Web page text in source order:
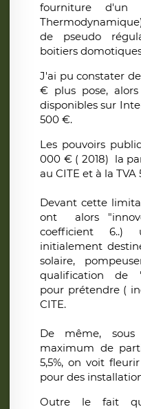
fourniture d'un
de pseudo
boitiers
J'ai pu constater
€ plus pose,
disponibles sur
500 €.
Les pouvoirs
000 € ( 2018) la
au CITE et à la TVA
Devant cette
ont alors
coefficient 6..)
initialement
solaire,
qualification de
pour prétendre (
CITE.
De même,
maximum de
5,5%, on voit
pour des
Outre le fait